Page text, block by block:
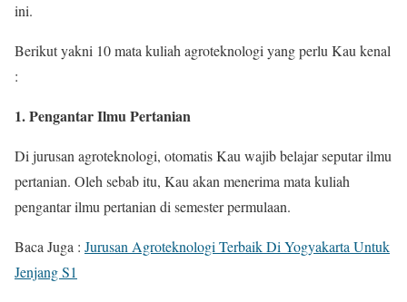
ini.
Berikut yakni 10 mata kuliah agroteknologi yang perlu Kau kenal
:
1. Pengantar Ilmu Pertanian
Di jurusan agroteknologi, otomatis Kau wajib belajar seputar ilmu
pertanian. Oleh sebab itu, Kau akan menerima mata kuliah
pengantar ilmu pertanian di semester permulaan.
Baca Juga : Jurusan Agroteknologi Terbaik Di Yogyakarta Untuk
Jenjang S1